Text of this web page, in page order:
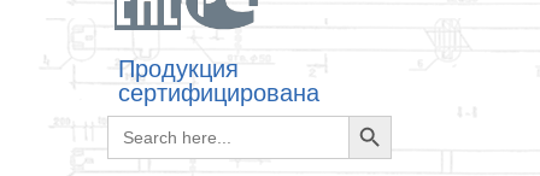
Продукция
сертифицирована
Search
for:
Search
Button